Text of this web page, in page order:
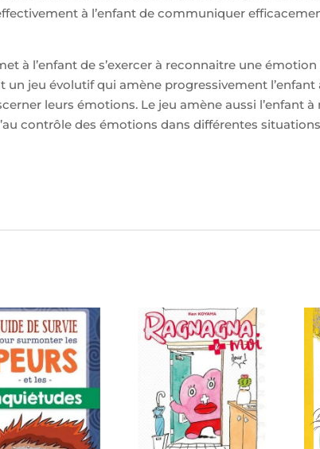
à l’enfant de communiquer
à l’enfant de s’exercer à reconnaitre une
un jeu évolutif qui amène progressivement
leurs émotions. Le jeu amène aussi l’enfant
contrôle des émotions dans différentes